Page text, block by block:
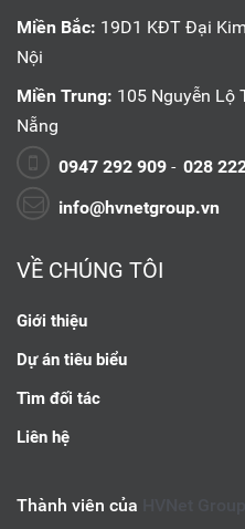
Miền Bắc: 19D1 KĐT Đại
Nội
Miền Trung: 105 Nguyễn Lộ
Nẵng
0947 292 909 - 028
info@hvnetgroup.vn
VỀ CHÚNG TÔI
Giới thiệu
Dự án tiêu biểu
Tìm đối tác
Liên hệ
Thành viên của